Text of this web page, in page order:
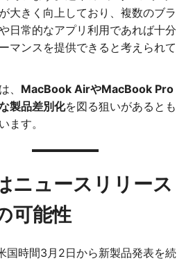
大きく向上しており、複数のブラ
日常的なアプリ利用であれば十分
マンスを提供できると考えられて
、 MacBook AirやMacBook Pro
製品差別化を図る狙いがあるとも
ます。
ニュースリリース
可能性
国時間3月2日から新製品発表を続